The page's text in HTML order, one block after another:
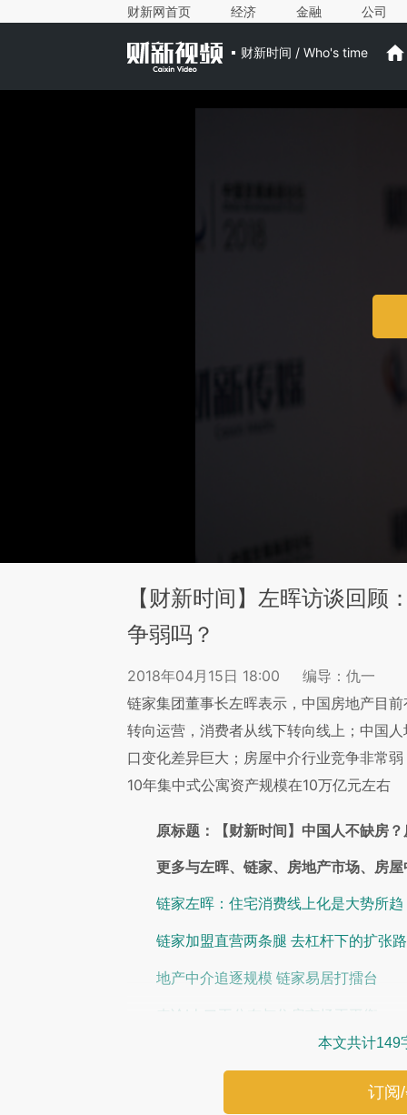
财新网首页 经济 金融 公司
财新时间 / Who's time
【财新时间】左晖访谈回顾
争弱吗？
2018年04月15日 18:00
编导：仇一
链家集团董事长左晖表示，中国房地产目
转向运营，消费者从线下转向线上；中国
口变化差异巨大；房屋中介行业竞争非常
10年集中式公寓资产规模在10万亿元左右
原标题：【财新时间】中国人不缺房
更多与左晖、链家、房地产市场、房
链家左晖：住宅消费线上化是大势所趋
链家加盟直营两条腿 去杠杆下的扩张
地产中介追逐规模 链家易居打擂台
来论|人口再分布与住房市场再平衡
本文共计149
订阅